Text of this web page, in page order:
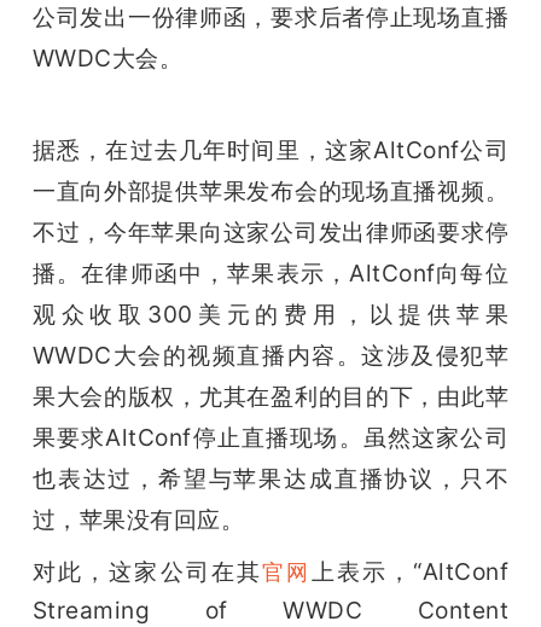
心
题
爱
搞
公司发出一份律师函，要求后者停止现场直播
WWDC大会。
据悉，在过去几年时间里，这家AltConf公司
一直向外部提供苹果发布会的现场直播视频。
不过，今年苹果向这家公司发出律师函要求停
播。在律师函中，苹果表示，AltConf向每位
观众收取300美元的费用，以提供苹果
WWDC大会的视频直播内容。这涉及侵犯苹
果大会的版权，尤其在盈利的目的下，由此苹
果要求AltConf停止直播现场。虽然这家公司
也表达过，希望与苹果达成直播协议，只不
过，苹果没有回应。
对此，这家公司在其官网 上表示，“AltConf
Streaming of WWDC Content